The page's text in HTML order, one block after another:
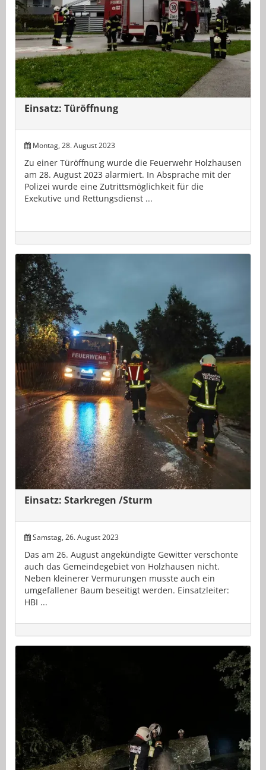
Einsatz: Türöffnung
Montag, 28. August 2023
Zu einer Türöffnung wurde die Feuerwehr Holzhausen
am 28. August 2023 alarmiert. In Absprache mit der
Polizei wurde eine Zutrittsmöglichkeit für die
Exekutive und Rettungsdienst ...
Einsatz: Starkregen /Sturm
Samstag, 26. August 2023
Das am 26. August angekündigte Gewitter verschonte
auch das Gemeindegebiet von Holzhausen nicht.
Neben kleinerer Vermurungen musste auch ein
umgefallener Baum beseitigt werden. Einsatzleiter:
HBI ...